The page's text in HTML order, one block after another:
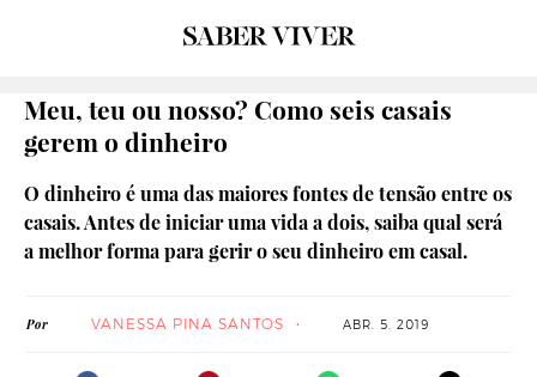
Meu, teu ou nosso? Como seis casais
gerem o dinheiro
O dinheiro é uma das maiores fontes de tensão entre os
casais. Antes de iniciar uma vida a dois, saiba qual será
a melhor forma para gerir o seu dinheiro em casal.
Por VANESSA PINA SANTOS ABR. 5. 2019